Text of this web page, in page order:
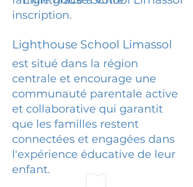
inscription.
Lighthouse School Limassol
est situé dans la région
centrale et encourage une
communauté parentale active
et collaborative qui garantit
que les familles restent
connectées et engagées dans
l'expérience éducative de leur
enfant.